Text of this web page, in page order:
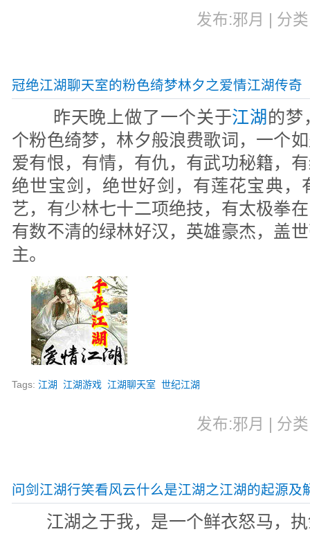
发布:邪月 | 分
冠绝江湖聊天室的粉色绮梦林夕之爱情江湖传奇
昨天晚上做了一个关于江湖 的梦
个粉色绮梦，林夕般浪费歌词，一个
爱有恨，有情，有仇，有武功秘籍，
绝世宝剑，绝世好剑，有莲花宝典，
艺，有少林七十二项绝技，有太极拳
有数不清的绿林好汉，英雄豪杰，盖
主。
Tags:江湖 江湖游戏 江湖聊天室 世纪江湖
发布:邪月 | 分
问剑江湖行笑看风云什么是江湖之江湖的起源及
江湖之于我，是一个鲜衣怒马，